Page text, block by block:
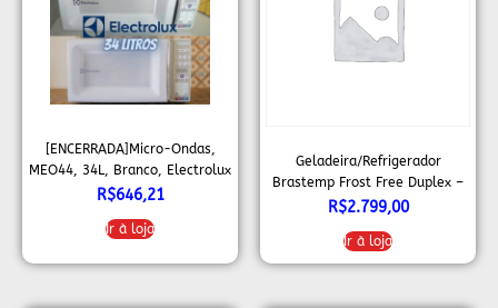
[ENCERRADA]Micro-Ondas,
MEO44, 34L, Branco, Electrolux
R$646,21
Ir à loja
Geladeira/Refrigerador
Brastemp Frost Free Duplex –
375L BRM44 HKANA
R$2.799,00
Ir à loja